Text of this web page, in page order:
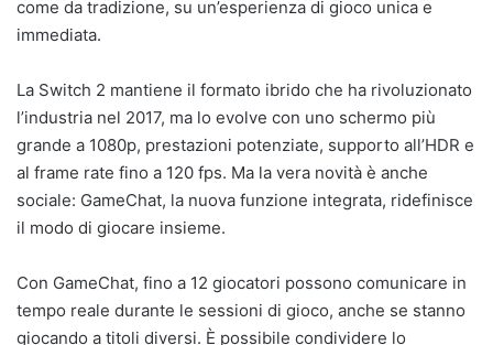
come da tradizione, su un’esperienza di gioco unica e
immediata.
La Switch 2 mantiene il formato ibrido che ha rivoluzionato
l’industria nel 2017, ma lo evolve con uno schermo più
grande a 1080p, prestazioni potenziate, supporto all’HDR e
al frame rate fino a 120 fps. Ma la vera novità è anche
sociale: GameChat, la nuova funzione integrata, ridefinisce
il modo di giocare insieme.
Con GameChat, fino a 12 giocatori possono comunicare in
tempo reale durante le sessioni di gioco, anche se stanno
giocando a titoli diversi. È possibile condividere lo